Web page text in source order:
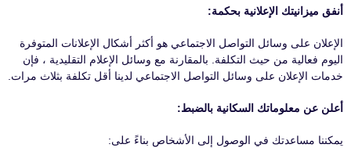
أنفق ميزانيتك الإعلانية بحكمة:
الإعلان على وسائل التواصل الاجتماعي هو أكثر أشكال الإعلانات المتوفرة
اليوم فعالية من حيث التكلفة. بالمقارنة مع وسائل الإعلام التقليدية ، فإن
خدمات الإعلان على وسائل التواصل الاجتماعي لدينا أقل تكلفة بثلاث مرات.
أعلن عن معلوماتك السكانية بالضبط:
يمكننا مساعدتك في الوصول إلى الأشخاص بناءً على: